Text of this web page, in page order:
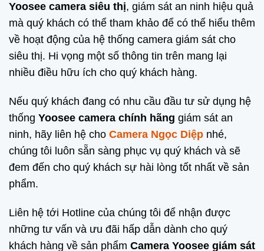
Yoosee camera siêu thị, giám sát an ninh hiệu quả
mà quý khách có thể tham khảo để có thể hiểu thêm
về hoạt động của hệ thống camera giám sát cho
siêu thị. Hi vọng một số thông tin trên mang lại
nhiều điều hữu ích cho quý khách hàng.
Nếu quý khách đang có nhu cầu đầu tư sử dụng hệ
thống Yoosee camera chính hãng giám sát an
ninh, hãy liên hệ cho Camera Ngọc Diệp nhé,
chúng tôi luôn sẵn sàng phục vụ quý khách và sẽ
đem đến cho quý khách sự hài lòng tốt nhất về sản
phẩm.
Liên hệ tới Hotline của chúng tôi để nhận được
những tư vấn và ưu đãi hấp dẫn dành cho quý
khách hàng về sản phẩm Camera Yoosee giám sát